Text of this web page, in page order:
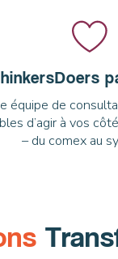
équipe de
d’agir à vos
– du comex au